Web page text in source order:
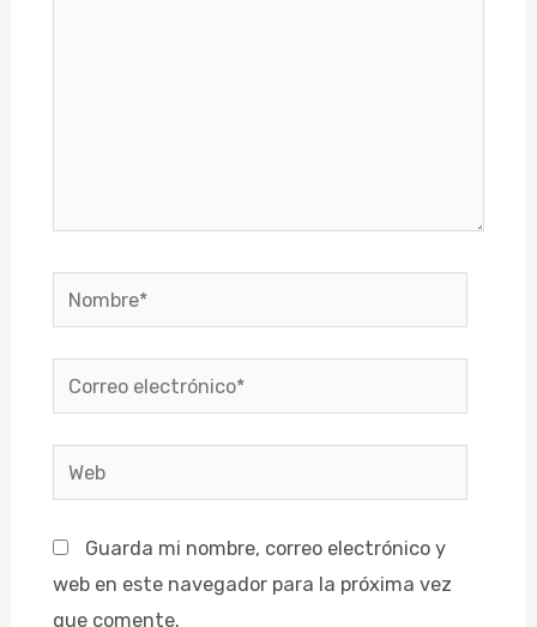
Nombre*
Correo
electrónico*
Web
Guarda mi nombre, correo electrónico y
web en este navegador para la próxima vez
que comente.